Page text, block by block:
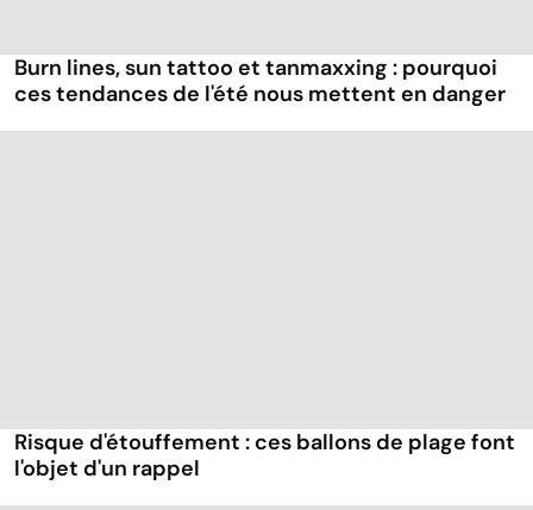
Burn lines, sun tattoo et tanmaxxing : pourquoi
ces tendances de l'été nous mettent en danger
Risque d'étouffement : ces ballons de plage font
l'objet d'un rappel